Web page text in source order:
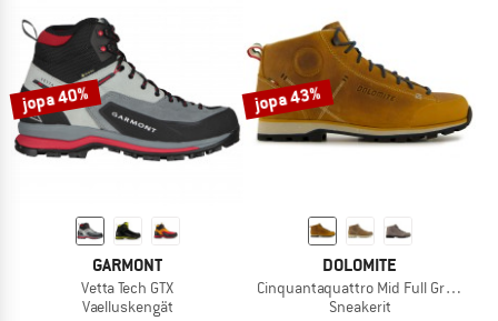
jopa 40%
GARMONT
Vetta Tech GTX
Vaelluskengät
jopa 43%
DOLOMITE
Cinquantaquattro Mid Full Grain
Sneakerit